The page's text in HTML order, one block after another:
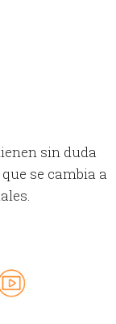
sin duda
se cambia a